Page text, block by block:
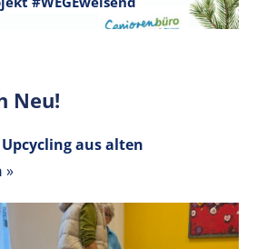
Neu!
aus alten
»